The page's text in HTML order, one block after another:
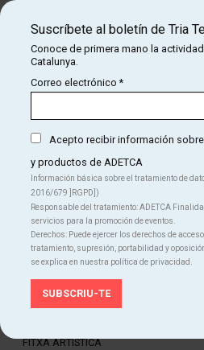
CARTELERA
ELS OSSOS DE MONTAIGNE
Del MI 24.05.23 al DO 11.06.23
Centre de les Arts Lliures
Duración:80 min.
Teatro
Idiomas
Catalán Castellano
FITXA ARTÍSTICA
Suscríbete al boletín de Tria
Conoce de primera mano la
Catalunya.
Correo electrónico*
Acepto recibir información
y productos de ADETCA
Información básica sobre el tratamiento de
2016/679 ]RGPD])
Responsable del tratamiento: ADETCA
servicios para la promoción de eventos.
Derechos: Puede ejercer los derechos de
tratamiento, supresión, portabilidad y
se explica en nuestra política de privacidad.